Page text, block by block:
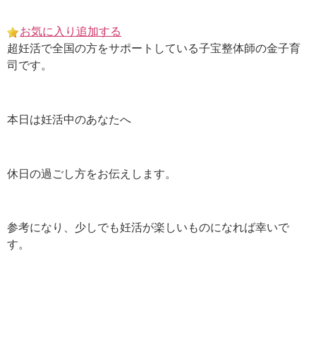
content
お気に入り追加する
超妊活で全国の方をサポートしている子宝整体師の金子育
司です。
本日は妊活中のあなたへ
休日の過ごし方をお伝えします。
参考になり、少しでも妊活が楽しいものになれば幸いで
す。